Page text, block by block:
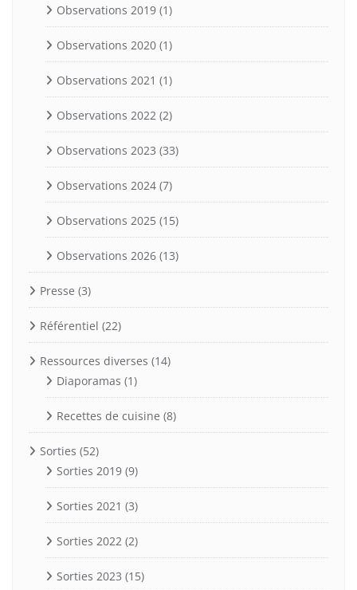
Observations 2019 (1)
Observations 2020 (1)
Observations 2021 (1)
Observations 2022 (2)
Observations 2023 (33)
Observations 2024 (7)
Observations 2025 (15)
Observations 2026 (13)
Presse (3)
Référentiel (22)
Ressources diverses (14)
Diaporamas (1)
Recettes de cuisine (8)
Sorties (52)
Sorties 2019 (9)
Sorties 2021 (3)
Sorties 2022 (2)
Sorties 2023 (15)